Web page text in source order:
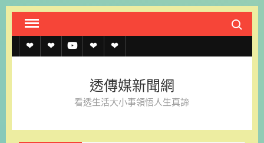
Skip
content
Search
透
約
透
上
透 聯
我
官
LINE
透傳媒新聞網
看透生活大小事領悟人生真諦